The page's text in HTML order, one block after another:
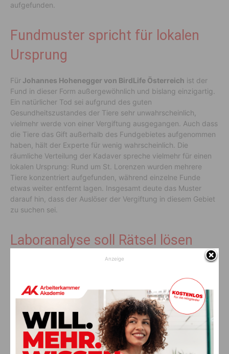
aufgefunden.
Fundmuster spricht für lokalen
Ursprung
Für Johannes Hohenegger von BirdLife Österreich ist der
Fund in dieser Form außergewöhnlich und bislang einzigartig.
Ein natürlicher Tod sei aufgrund des guten
Gesundheitszustandes der Tiere sehr unwahrscheinlich,
vielmehr werde von einer Vergiftung ausgegangen. Auch dass
die Tiere das Gift außerhalb des Fundgebietes aufgenommen
haben, hält der Experte für wenig wahrscheinlich. Die
räumliche Verteilung der Kadaver spreche vielmehr für einen
lokalen Ursprung: Rund um St. Lorenzen wurden mehrere
Tiere konzentriert aufgefunden, während einzelne Funde
etwas weiter entfernt lagen. Insgesamt deute das Muster
darauf hin, dass der Auslöser der Vergiftung in diesem Gebiet
zu suchen sei.
Laboranalyse soll Rätsel lösen
veranlasst, um die genaue Todesursache der sechs
Gänsegeier zu klären. Wie berichtet wurde, ergaben erste
Analysen an der
Veterinärmedizinischen Universitätnoch
kein eindeutiges Ergebnis. Aus diesem Grund wurden Proben
an ein spezialisiertes Labor nach München übermittelt. Dort
erhofft man sich innerhalb der kommenden Woche klare
Erkenntnisse über die Ursache des Geiersterbens.
Anzeige